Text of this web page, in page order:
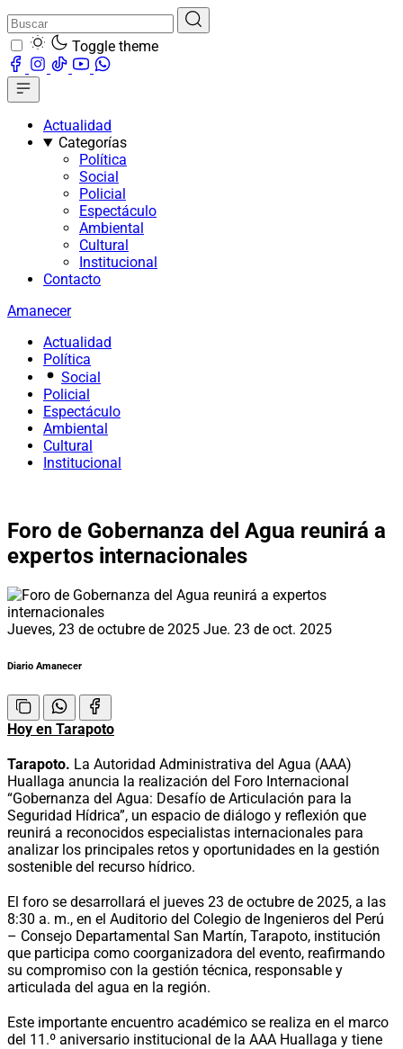
Toggle theme
Actualidad
Categorías
Política
Social
Policial
Espectáculo
Ambiental
Cultural
Institucional
Contacto
Amanecer
Actualidad
Política
Social
Policial
Espectáculo
Ambiental
Cultural
Institucional
Foro de Gobernanza del Agua reunirá a
expertos internacionales
Jueves, 23 de octubre de 2025 Jue. 23 de oct. 2025
Diario Amanecer
Hoy en Tarapoto
Tarapoto. La Autoridad Administrativa del Agua (AAA)
Huallaga anuncia la realización del Foro Internacional
“Gobernanza del Agua: Desafío de Articulación para la
Seguridad Hídrica”, un espacio de diálogo y reflexión que
reunirá a reconocidos especialistas internacionales para
analizar los principales retos y oportunidades en la gestión
sostenible del recurso hídrico.
El foro se desarrollará el jueves 23 de octubre de 2025, a las
8:30 a. m., en el Auditorio del Colegio de Ingenieros del Perú
– Consejo Departamental San Martín, Tarapoto, institución
que participa como coorganizadora del evento, reafirmando
su compromiso con la gestión técnica, responsable y
articulada del agua en la región.
Este importante encuentro académico se realiza en el marco
del 11.º aniversario institucional de la AAA Huallaga y tiene